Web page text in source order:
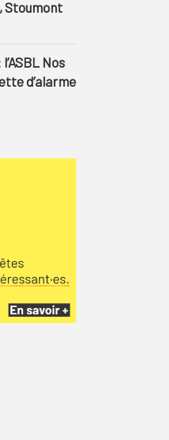
Stoumont
Nos
d’alarme